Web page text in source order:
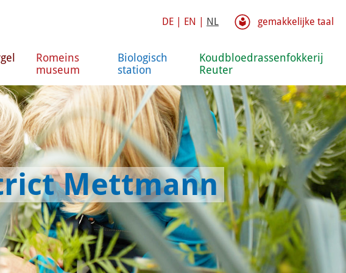
Romeins
museum
Biologisch
station
Koudbloedrassenfokkerij
Reuter
DE EN NL gemakkelijke taal
Mettmann